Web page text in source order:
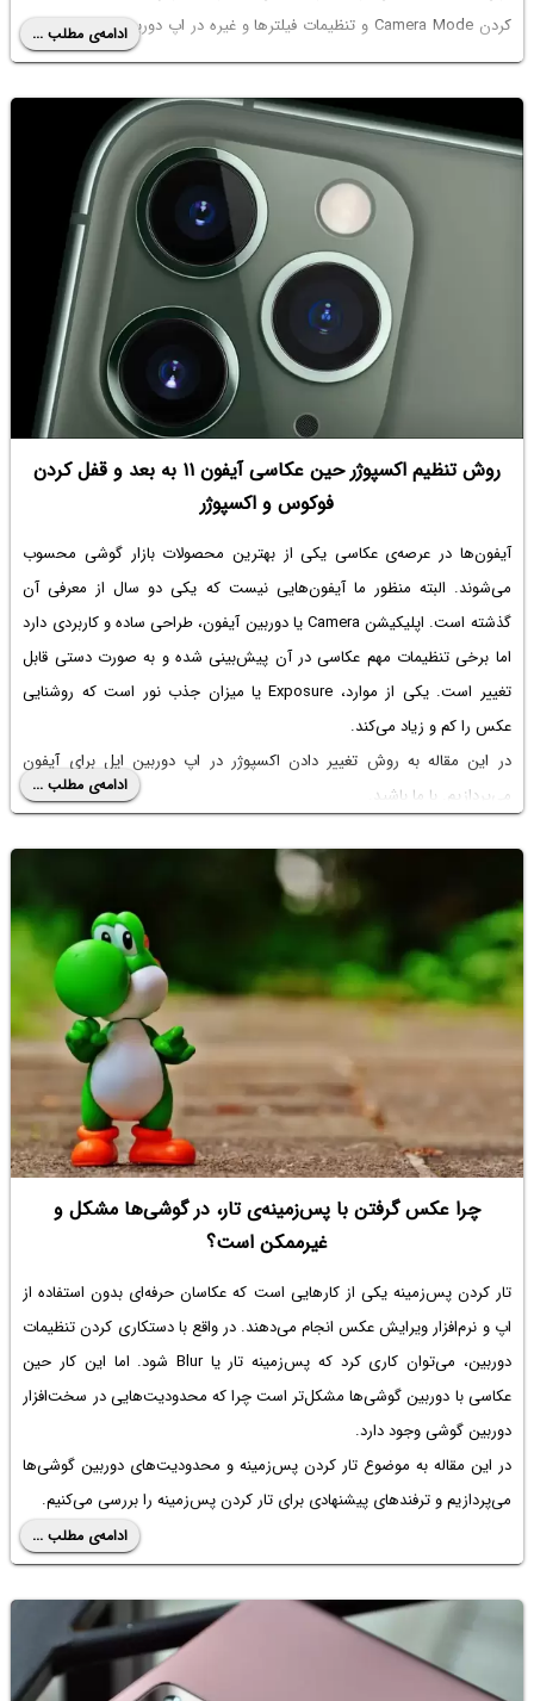
کردن Camera Mode و تنظیمات فیلترها و غیره در اپ دوربین نباشد. سیاره‌ی
آی‌تی را دنبال کنید.
ادامه‌ی مطلب ...
روش تنظیم اکسپوژر حین عکاسی آیفون ۱۱ به بعد و قفل کردن
فوکوس و اکسپوژر
آیفون‌ها در عرصه‌ی عکاسی یکی از بهترین محصولات بازار گوشی محسوب
می‌شوند. البته منظور ما آیفون‌هایی نیست که یکی دو سال از معرفی آن
گذشته است. اپلیکیشن Camera یا دوربین آیفون، طراحی ساده و کاربردی دارد
اما برخی تنظیمات مهم عکاسی در آن پیش‌بینی شده و به صورت دستی قابل
تغییر است. یکی از موارد، Exposure یا میزان جذب نور است که روشنایی
عکس را کم و زیاد می‌کند.
در این مقاله به روش تغییر دادن اکسپوژر در اپ دوربین اپل برای آیفون
می‌پردازیم. با ما باشید.
ادامه‌ی مطلب ...
چرا عکس گرفتن با پس‌زمینه‌ی تار، در گوشی‌ها مشکل و
غیرممکن است؟
تار کردن پس‌زمینه یکی از کارهایی است که عکاسان حرفه‌ای بدون استفاده از
اپ و نرم‌افزار ویرایش عکس انجام می‌دهند. در واقع با دستکاری کردن تنظیمات
دوربین، می‌توان کاری کرد که پس‌زمینه تار یا Blur شود. اما این کار حین
عکاسی با دوربین گوشی‌ها مشکل‌تر است چرا که محدودیت‌هایی در سخت‌افزار
دوربین گوشی وجود دارد.
در این مقاله به موضوع تار کردن پس‌زمینه و محدودیت‌های دوربین گوشی‌ها
می‌پردازیم و ترفندهای پیشنهادی برای تار کردن پس‌زمینه را بررسی می‌کنیم.
ادامه‌ی مطلب ...